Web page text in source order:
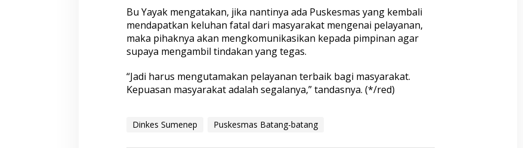
Bu Yayak mengatakan, jika nantinya ada Puskesmas yang kembali
mendapatkan keluhan fatal dari masyarakat mengenai pelayanan,
maka pihaknya akan mengkomunikasikan kepada pimpinan agar
supaya mengambil tindakan yang tegas.
“Jadi harus mengutamakan pelayanan terbaik bagi masyarakat.
Kepuasan masyarakat adalah segalanya,” tandasnya. (*/red)
Dinkes Sumenep Puskesmas Batang-batang